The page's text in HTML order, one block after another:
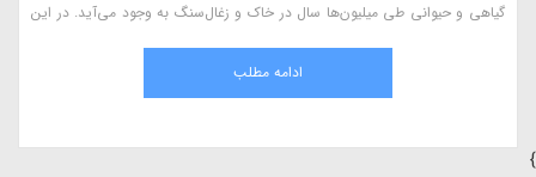
گیاهی و حیوانی طی میلیون‌ها سال در خاک و زغال‌سنگ به وجود می‌آید. در این
طبیعی و اثرات آن بر گیاهان می‌پردازیم.ادامه مطلب
}